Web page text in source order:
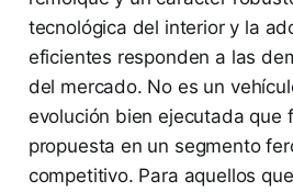
tecnológica del interior y la
eficientes responden a las
del mercado. No es un
evolución bien ejecutada que
propuesta en un segmento
competitivo. Para aquellos